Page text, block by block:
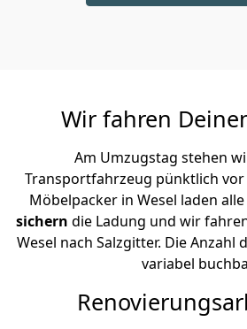
Wir fahren
Am Umzugstag stehen
Transportfahrzeug pünktlich vor
Möbelpacker in Wesel laden
sichern die Ladung und wir
Wesel nach Salzgitter. Die Anzahl
variabel